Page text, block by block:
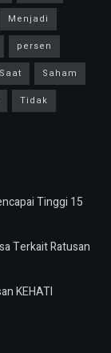
Menjadi
persen
Saat
Saham
Tidak
Tinggi 15
Terkait Ratusan
KEHATI